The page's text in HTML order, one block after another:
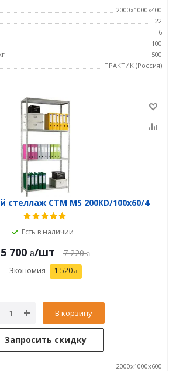
2000x1000x400
22
6
100
500
ПРАКТИК (Россия)
стеллаж СТМ MS 200KD/100х60/4
Есть в наличии
5 700 /шт 7 220
Экономия 1 520
В корзину
Запросить скидку
2000x1000x600